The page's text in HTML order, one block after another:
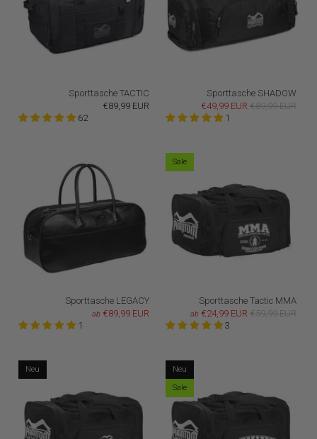
Sporttasche TACTIC
€89,99 EUR
62
Sporttasche SHADOW
€49,99 EUR €89,99 EUR
1
Sporttasche LEGACY
ab €89,99 EUR
1
Sale
Sporttasche Tactic MMA
ab €24,99 EUR €59,99 EUR
3
Neu
Neu
Sale